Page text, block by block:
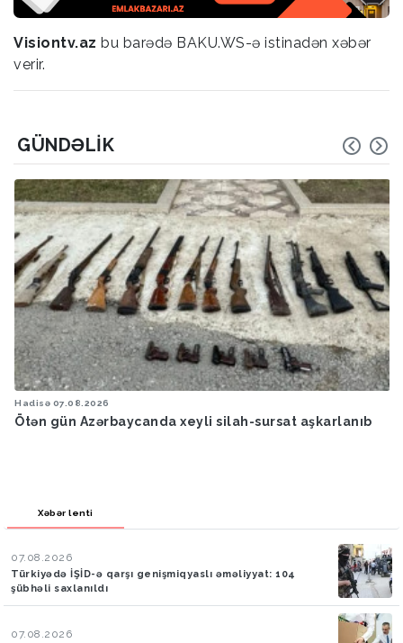
Visiontv.az bu barədə BAKU.WS-ə istinadən xəbər
verir.
GÜNDƏLIK
Hadisə 07.08.2026
Ötən gün Azərbaycanda xeyli silah-sursat aşkarlanıb
Xəbər lenti
07.08.2026
Türkiyədə İŞİD-ə qarşı genişmiqyaslı əməliyyat: 104
şübhəli saxlanıldı
07.08.2026